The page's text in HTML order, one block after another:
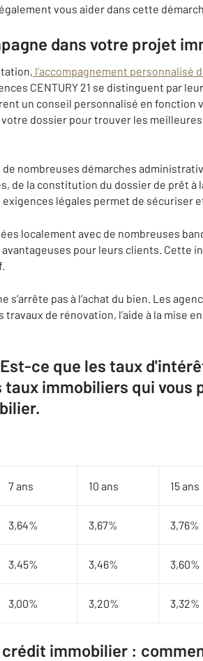
vous aider dans cette
dans votre projet
l’accompagnement
CENTURY 21 se distinguent par
un conseil personnalisé en fonction
dossier pour trouver les
de nombreuses démarches
de la constitution du dossier de prêt à
légales permet de sécuriser
localement avec de nombreuses
pour leurs clients. Cette
s’arrête pas à l’achat du bien. Les
travaux de rénovation, l’aide à la mise
ce que les taux
taux immobiliers qui vous
7 ans 10 ans 15 ans
3,64% 3,67% 3,76%
3,45% 3,46% 3,60%
3,00% 3,20% 3,32%
immobilier :